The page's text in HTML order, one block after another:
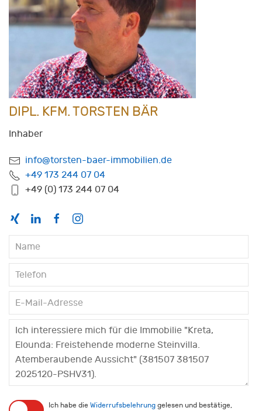
DIPL. KFM. TORSTEN BÄR
Inhaber
info@torsten-baer-immobilien.de
+49 173 244 07 04
+49 (0) 173 244 07 04
Ich habe die Widerrufsbelehrung gelesen und bestätige,